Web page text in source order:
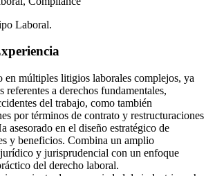
Laboral.
en múltiples litigios laborales complejos, ya
referentes a derechos fundamentales,
del trabajo, como también
por términos de contrato y restructuraciones
asesorado en el diseño estratégico de
y beneficios. Combina un amplio
y jurisprudencial con un enfoque
del derecho laboral.